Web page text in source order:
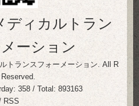
ディカルトラン
ーション
トランスフォーメーション . All R
358/ Total: 893163
RSS